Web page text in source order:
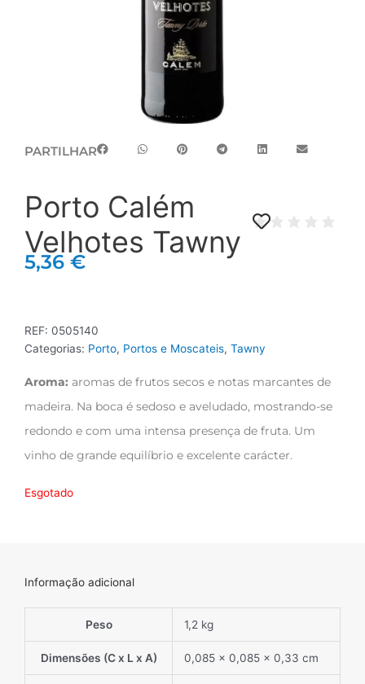
PARTILHAR
Porto Calém
Velhotes Tawny
5,36 €
REF: 0505140
Categorias: Porto, Portos e Moscateis, Tawny
Aroma: aromas de frutos secos e notas marcantes de
madeira. Na boca é sedoso e aveludado, mostrando-se
redondo e com uma intensa presença de fruta. Um
vinho de grande equilíbrio e excelente carácter.
Esgotado
Informação adicional
Peso 1,2 kg
Dimensões (C x L x A) 0,085 × 0,085 × 0,33 cm